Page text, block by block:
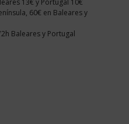
13€ y Portugal 10€
60€ en Baleares y
Baleares y Portugal